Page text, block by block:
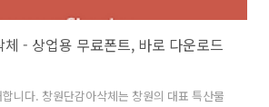
- 상업용 무료폰트, 바로 다운로드
니다. 창원단감아삭체는 창원의 대표 특산물